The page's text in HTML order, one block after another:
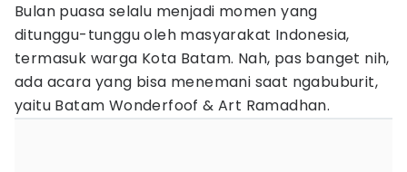
Bulan puasa selalu menjadi momen yang
ditunggu-tunggu oleh masyarakat Indonesia,
termasuk warga Kota Batam. Nah, pas banget nih,
ada acara yang bisa menemani saat ngabuburit,
yaitu Batam Wonderfoof & Art Ramadhan.